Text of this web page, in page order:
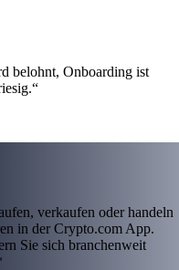
belohnt, Onboarding ist
verkaufen oder handeln
in der Crypto.com App.
Sie sich branchenweit